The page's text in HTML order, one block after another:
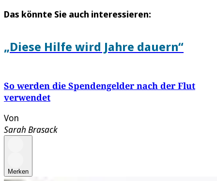
Das könnte Sie auch interessieren:
„Diese Hilfe wird Jahre dauern“
So werden die Spendengelder nach der Flut
verwendet
Von
Sarah Brasack
Merken